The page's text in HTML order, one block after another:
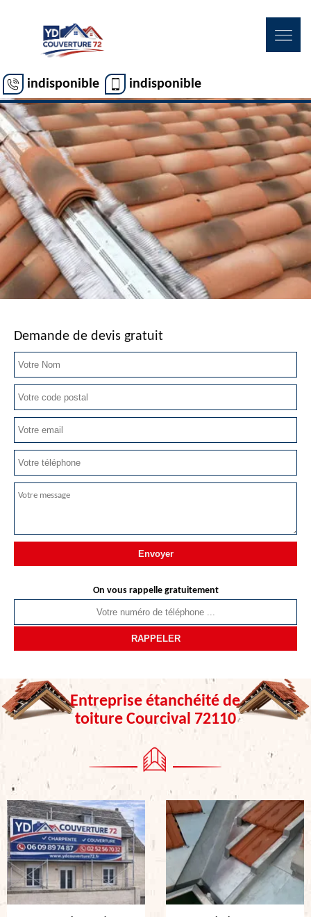
indisponible indisponible
Demande de devis gratuit
On vous rappelle gratuitement
Entreprise étanchéité de
toiture Courcival 72110